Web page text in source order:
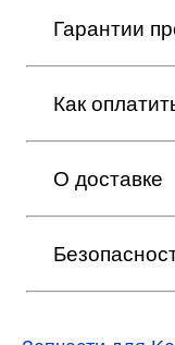
Гарантии
Как
О доставке